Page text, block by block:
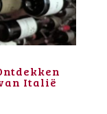
Italië